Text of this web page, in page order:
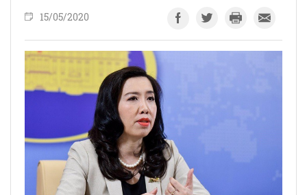
15/05/2020